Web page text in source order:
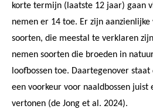
korte termijn (laatste 12 jaar) gaan
nemen er 14 toe. Er zijn aanzienlijke
soorten, die meestal te verklaren
nemen soorten die broeden in
loofbossen toe. Daartegenover
een voorkeur voor naaldbossen juist
vertonen (de Jong et al. 2024).